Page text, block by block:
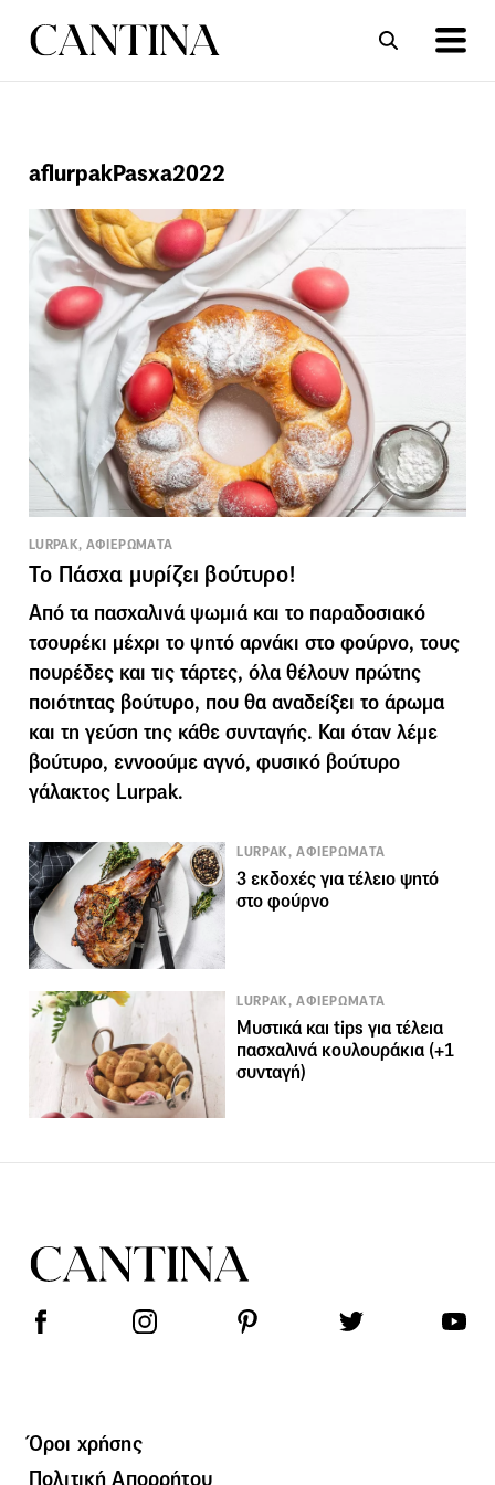
ΣΥΝΤΑΓΕΣ
aflurpakPasxa2022
LURPAK, ΑΦΙΕΡΩΜΑΤΑ
Το Πάσχα μυρίζει βούτυρο!
Από τα πασχαλινά ψωμιά και το παραδοσιακό
τσουρέκι μέχρι το ψητό αρνάκι στο φούρνο, τους
πουρέδες και τις τάρτες, όλα θέλουν πρώτης
ποιότητας βούτυρο, που θα αναδείξει το άρωμα
και τη γεύση της κάθε συνταγής. Και όταν λέμε
βούτυρο, εννοούμε αγνό, φυσικό βούτυρο
γάλακτος Lurpak.
LURPAK, ΑΦΙΕΡΩΜΑΤΑ
3 εκδοχές για τέλειο ψητό
στο φούρνο
LURPAK, ΑΦΙΕΡΩΜΑΤΑ
Μυστικά και tips για τέλεια
πασχαλινά κουλουράκια (+1
συνταγή)
Όροι χρήσης
Πολιτική Απορρήτου